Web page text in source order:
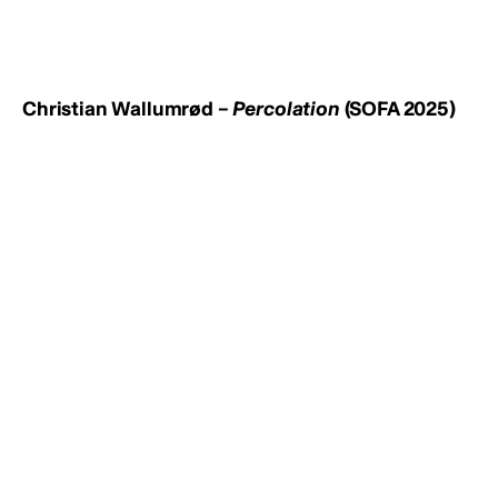
Christian Wallumrød –Percolation (SOFA 2025)